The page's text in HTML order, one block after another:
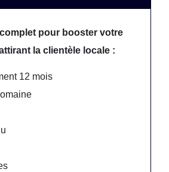
pour booster votre
la clientèle locale :
12 mois